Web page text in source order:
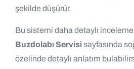
şekilde düşürür.
Bu sistemi daha detaylı
Buzdolabı Servisisayfasında
özelinde detaylı anlatım